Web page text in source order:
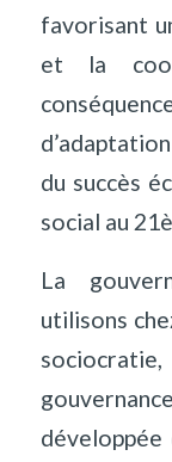
favorisant
et la
du succès
social au
La
utilisons
développée